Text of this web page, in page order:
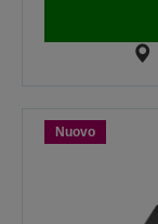
Nuovo